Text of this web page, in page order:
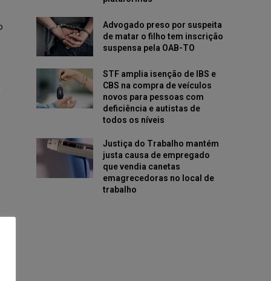
Advogado preso por suspeita
de matar o filho tem inscrição
suspensa pela OAB-TO
STF amplia isenção de IBS e
CBS na compra de veículos
novos para pessoas com
deficiência e autistas de
todos os níveis
Justiça do Trabalho mantém
justa causa de empregado
que vendia canetas
emagrecedoras no local de
trabalho